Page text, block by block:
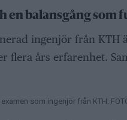
en balansgång som
ingenjör från KTH
flera års erfarenhet.
som ingenjör från KTH.